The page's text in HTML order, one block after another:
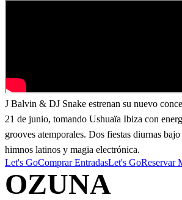
J Balvin & DJ Snake estrenan su nuevo
21 de junio, tomando Ushuaïa Ibiza con
grooves atemporales. Dos fiestas diurnas
himnos latinos y magia electrónica.
Let's GoComprar EntradasLet's GoReservar
OZUNA